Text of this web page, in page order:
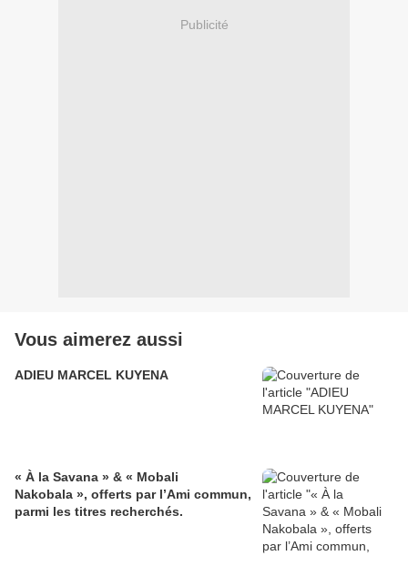
Publicité
Vous aimerez aussi
ADIEU MARCEL KUYENA
« À la Savana » & « Mobali
Nakobala », offerts par l’Ami commun,
parmi les titres recherchés.